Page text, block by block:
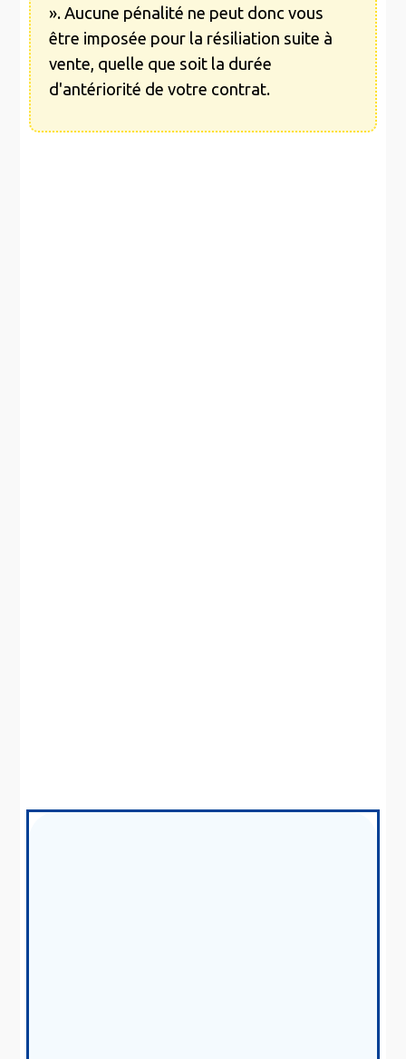
». Aucune pénalité ne peut donc vous
être imposée pour la résiliation suite à
vente, quelle que soit la durée
d'antériorité de votre contrat.